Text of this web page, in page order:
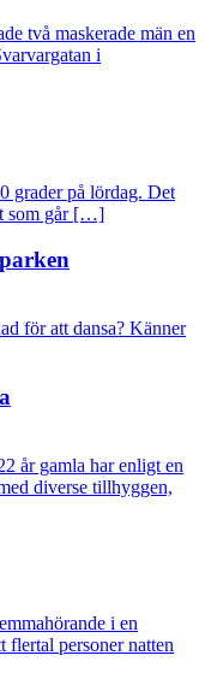
två maskerade män en
i
grader på lördag. Det
som går […]
för att dansa? Känner
år gamla har enligt en
diverse tillhyggen,
i en
flertal personer natten